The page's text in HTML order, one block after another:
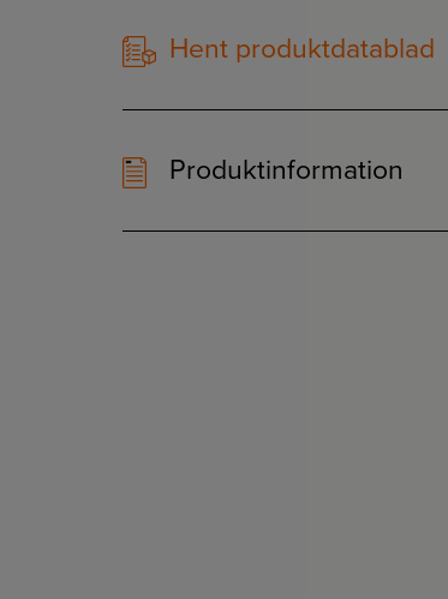
Hent produktdatablad
Produktinformation